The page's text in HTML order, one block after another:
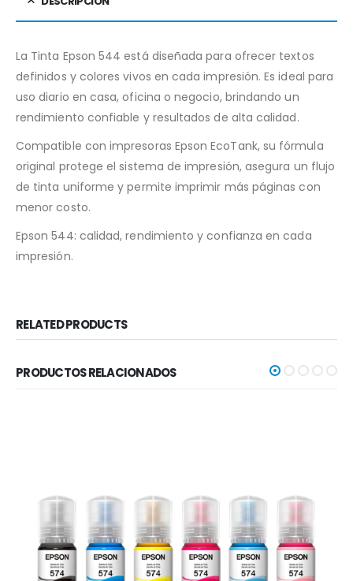
La Tinta Epson 544 está diseñada para ofrecer textos
definidos y colores vivos en cada impresión. Es ideal para
uso diario en casa, oficina o negocio, brindando un
rendimiento confiable y resultados de alta calidad.
Compatible con impresoras Epson EcoTank, su fórmula
original protege el sistema de impresión, asegura un flujo
de tinta uniforme y permite imprimir más páginas con
menor costo.
Epson 544: calidad, rendimiento y confianza en cada
impresión.
RELATED PRODUCTS
PRODUCTOS RELACIONADOS